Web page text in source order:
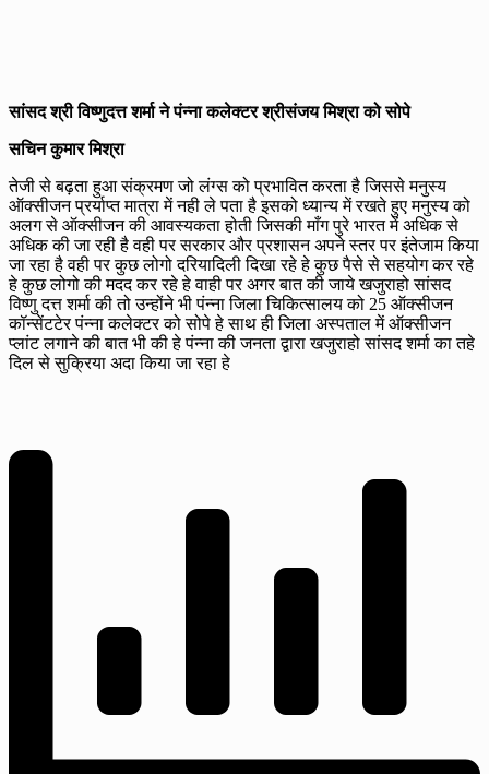
सांसद श्री विष्णुदत्त शर्मा ने पंन्ना कलेक्टर श्रीसंजय मिश्रा को सोपे
सचिन कुमार मिश्रा
तेजी से बढ़ता हुआ संक्रमण जो लंग्स को प्रभावित करता है जिससे मनुस्य
ऑक्सीजन प्रर्याप्त मात्रा में नही ले पता है इसको ध्यान्य में रखते हुए मनुस्य को
अलग से ऑक्सीजन की आवस्यकता होती जिसकी माँग पुरे भारत में अधिक से
अधिक की जा रही है वही पर सरकार और प्रशासन अपने स्तर पर इंतेजाम किया
जा रहा है वही पर कुछ लोगो दरियादिली दिखा रहे हे कुछ पैसे से सहयोग कर रहे
हे कुछ लोगो की मदद कर रहे हे वाही पर अगर बात की जाये खजुराहो सांसद
विष्णु दत्त शर्मा की तो उन्होंने भी पंन्ना जिला चिकित्सालय को 25 ऑक्सीजन
कॉन्सेंटटेर पंन्ना कलेक्टर को सोपे हे साथ ही जिला अस्पताल में ऑक्सीजन
प्लांट लगाने की बात भी की हे पंन्ना की जनता द्वारा खजुराहो सांसद शर्मा का तहे
दिल से सुक्रिया अदा किया जा रहा हे